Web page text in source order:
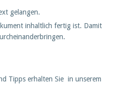
gelangen.
inhaltlich fertig ist. Damit
Tipps erhalten Sie in unserem